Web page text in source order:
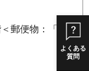
よくある
質問
郵便物：「〒